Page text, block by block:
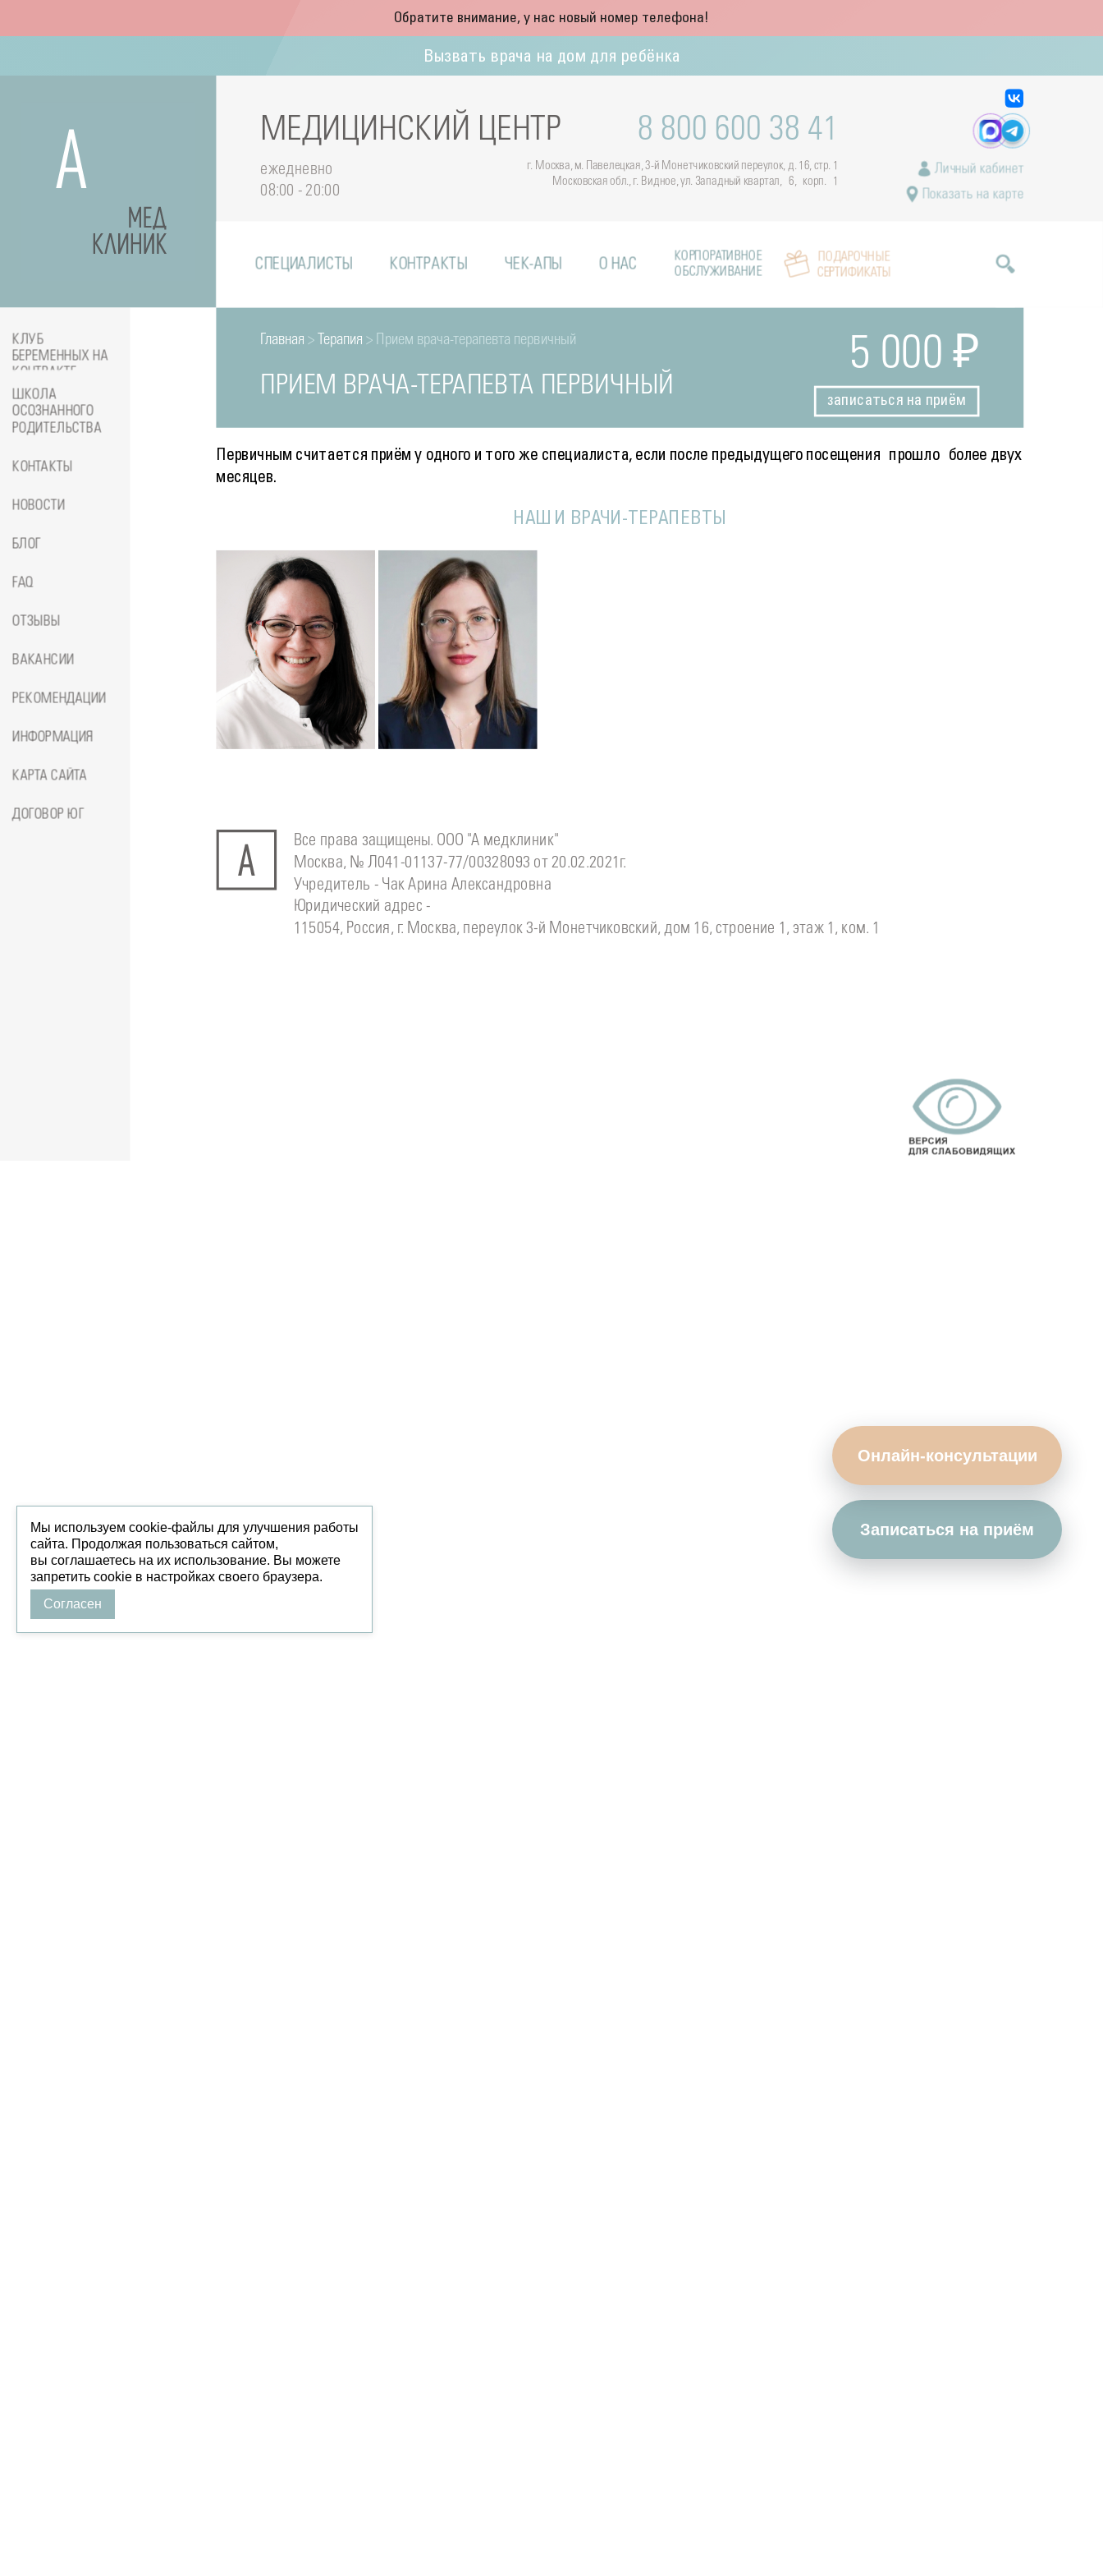
Обратите внимание, у нас новый номер телефона!
Вызвать врача на дом для ребёнка
МЕДИЦИНСКИЙ ЦЕНТР 8 800 600 38 41
г. Москва, м. Павелецкая, 3-й Монетчиковский переулок, д. 16, стр. 1
Московская обл., г. Видное, ул. Западный квартал, 6, корп. 1
ежедневно
08:00 - 20:00
Личный кабинет
Показать на карте
СПЕЦИАЛИСТЫ КОНТРАКТЫ ЧЕК-АПЫ О НАС
КОРПОРАТИВНОЕ
ОБСЛУЖИВАНИЕ
ПОДАРОЧНЫЕ
СЕРТИФИКАТЫ
КЛУБ
БЕРЕМЕННЫХ НА
КОНТРАКТЕ
ШКОЛА
ОСОЗНАННОГО
РОДИТЕЛЬСТВА
КОНТАКТЫ
НОВОСТИ
БЛОГ
FAQ
ОТЗЫВЫ
ВАКАНСИИ
РЕКОМЕНДАЦИИ
ИНФОРМАЦИЯ
КАРТА САЙТА
ДОГОВОР ЮГ
5 000 ₽
записаться на приём
Главная > Терапия > Прием врача-терапевта первичный
ПРИЕМ ВРАЧА-ТЕРАПЕВТА ПЕРВИЧНЫЙ
Первичным считается приём у одного и того же специалиста, если после предыдущего посещения прошло более двух
месяцев.
НАШИ ВРАЧИ-ТЕРАПЕВТЫ
Подробнеео
Балашова
Анастасия
Терапевт, к.м.н.
Подробнее о
Кузьменко
Ксения
Терапевт
Все права защищены. ООО "А медклиник"
Москва, № Л041-01137-77/00328093 от 20.02.2021г.
Учредитель - Чак Арина Александровна
Юридический адрес -
115054, Россия, г. Москва, переулок 3-й Монетчиковский, дом 16, строение 1, этаж 1, ком. 1
Мы используем cookie-файлы для улучшения работы
сайта. Продолжая пользоваться сайтом,
вы соглашаетесь на их использование. Вы можете
запретить cookie в настройках своего браузера.
Согласен
Записаться на приём
Онлайн-консультации